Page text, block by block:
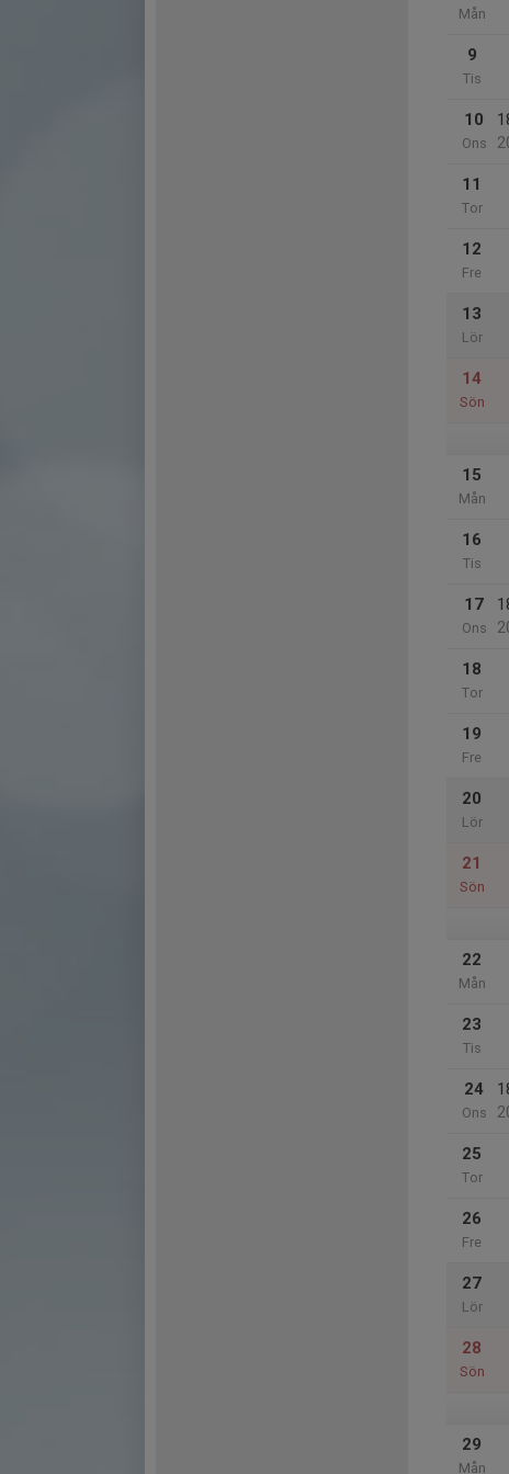
Mån
9
Tis
10
Ons
11
Tor
12
Fre
13
Lör
14
Sön
15
Mån
16
Tis
17
Ons
18
Tor
19
Fre
20
Lör
21
Sön
22
Mån
23
Tis
24
Ons
25
Tor
26
Fre
27
Lör
28
Sön
29
Mån